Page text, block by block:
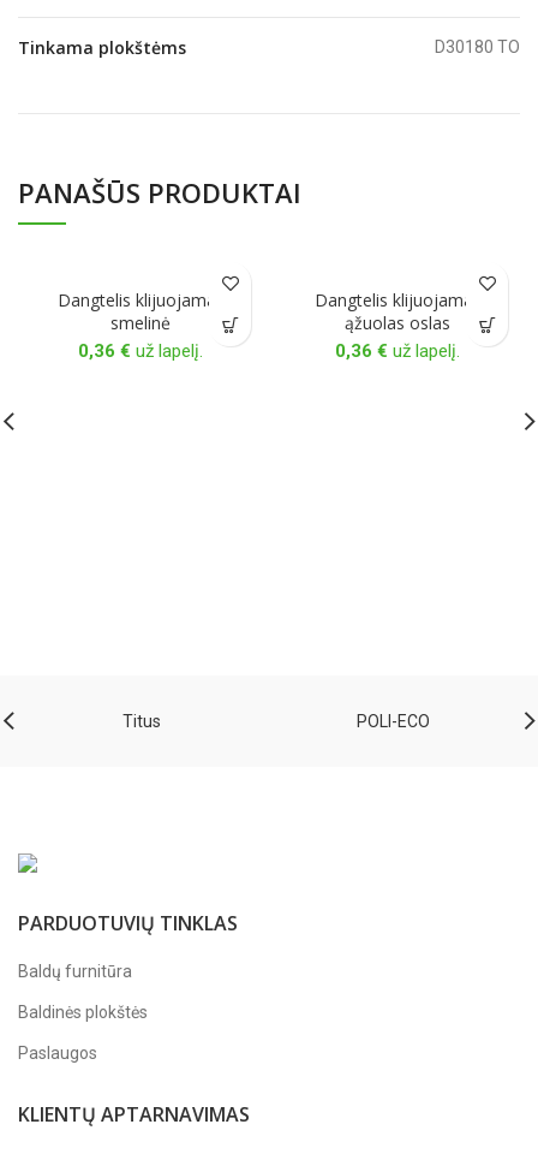
Tinkama plokštėms D30180 TO
PANAŠŪS PRODUKTAI
Dangtelis klijuojamas
smelinė
0,36 € už lapelį.
Dangtelis klijuojamas
ąžuolas oslas
0,36 € už lapelį.
Titus POLI-ECO
PARDUOTUVIŲ TINKLAS
Baldų furnitūra
Baldinės plokštės
Paslaugos
KLIENTŲ APTARNAVIMAS